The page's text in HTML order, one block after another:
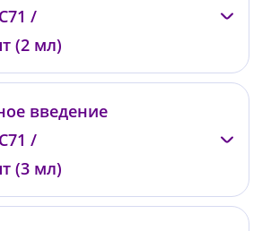
/
(2 мл)
введение
/
(3 мл)